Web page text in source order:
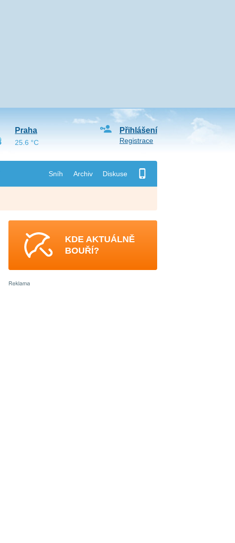
Sníh Archiv Diskuse
Přihlášení
Registrace
Praha
25.6 °C
KDE AKTUÁLNĚ
BOUŘÍ?